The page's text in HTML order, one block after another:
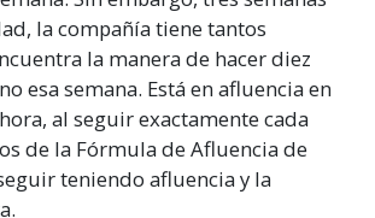
la compañía tiene tantos
la manera de hacer diez
esa semana. Está en afluencia en
al seguir exactamente cada
de la Fórmula de Afluencia de
teniendo afluencia y la